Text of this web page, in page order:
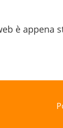
è appena